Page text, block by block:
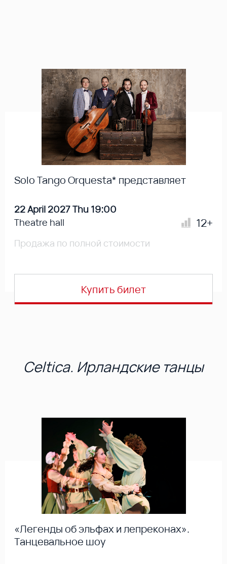
Solo Tango Orquesta* представляет
22 April 2027 Thu 19:00
Theatre hall
12+
Продажа по полной стоимости
Купить билет
Celtica. Ирландские танцы
«Легенды об эльфах и лепреконах».
Танцевальное шоу